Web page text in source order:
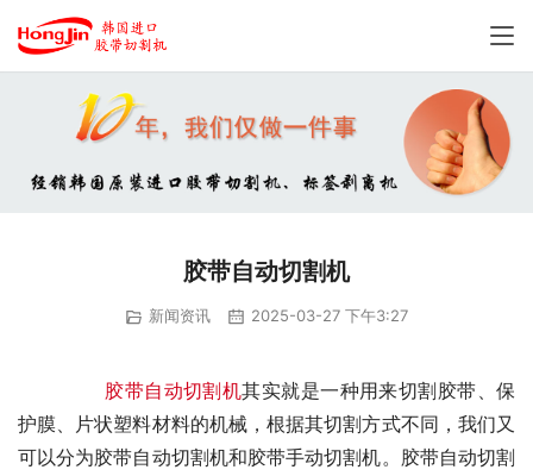
胶带自动切割机
新闻资讯 2025-03-27 下午3:27
胶带自动切割机其实就是一种用来切割胶带、保
护膜、片状塑料材料的机械，根据其切割方式不同，我们又
可以分为胶带自动切割机和胶带手动切割机。胶带自动切割